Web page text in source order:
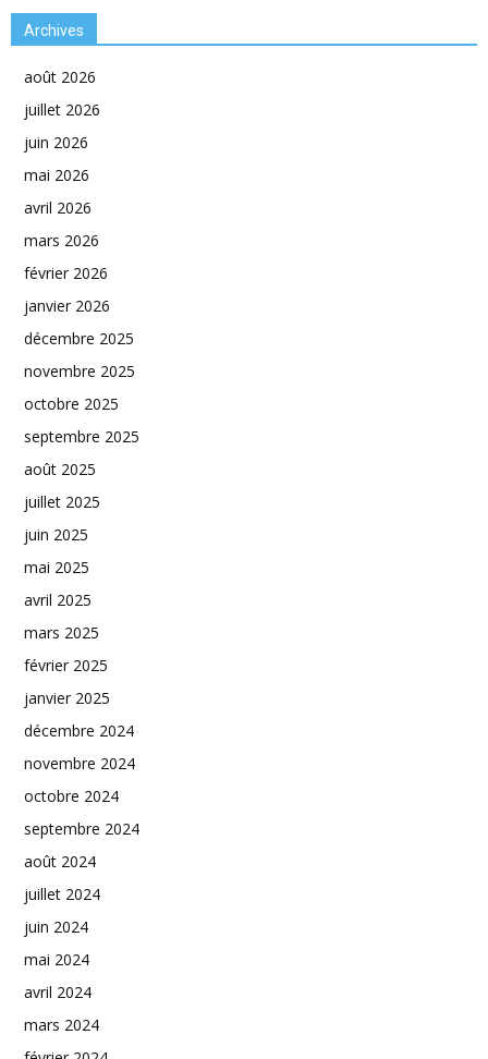
Archives
août 2026
juillet 2026
juin 2026
mai 2026
avril 2026
mars 2026
février 2026
janvier 2026
décembre 2025
novembre 2025
octobre 2025
septembre 2025
août 2025
juillet 2025
juin 2025
mai 2025
avril 2025
mars 2025
février 2025
janvier 2025
décembre 2024
novembre 2024
octobre 2024
septembre 2024
août 2024
juillet 2024
juin 2024
mai 2024
avril 2024
mars 2024